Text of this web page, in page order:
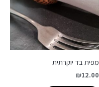
מפית בד יוקרתית
₪12.00